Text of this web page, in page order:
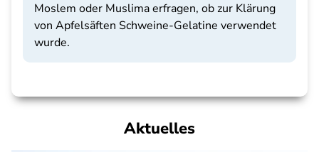
Moslem oder Muslima erfragen, ob zur Klärung
von Apfelsäften Schweine-Gelatine verwendet
wurde.
Aktuelles